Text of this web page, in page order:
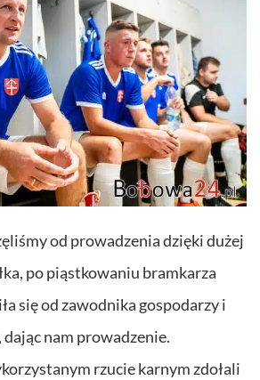
od prowadzenia dzięki dużej
po piąstkowaniu bramkarza
się od zawodnika gospodarzy i
nam prowadzenie.
rzucie karnym zdołali